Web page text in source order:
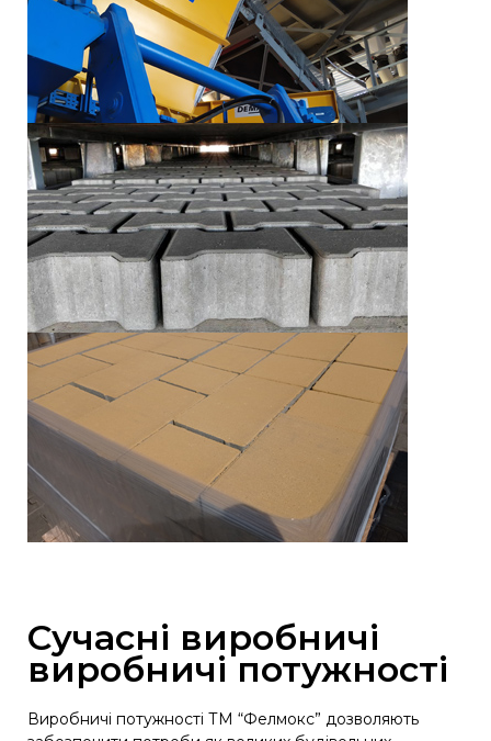
Сучасні виробничі
виробничі потужності
Виробничі потужності ТМ “Фелмокс” дозволяють